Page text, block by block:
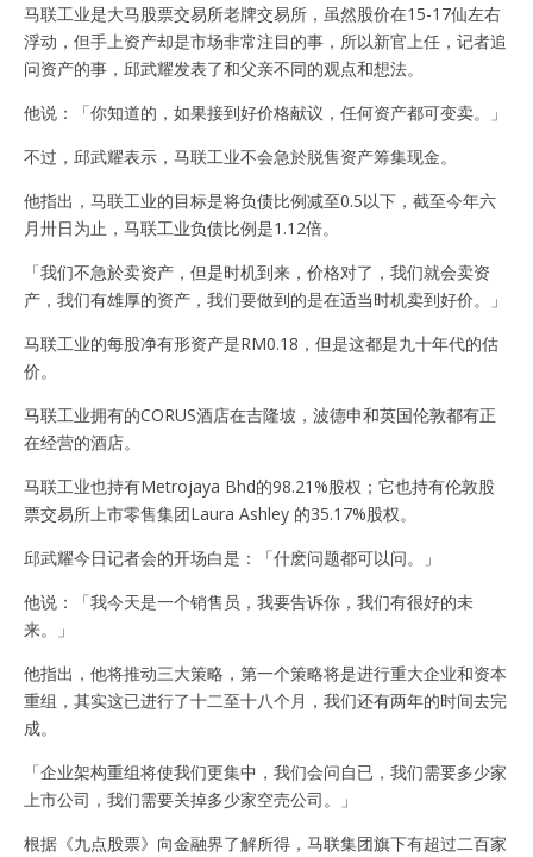
马联工业是大马股票交易所老牌交易所，虽然股价在15-17仙左右
浮动，但手上资产却是市场非常注目的事，所以新官上任，记者追
问资产的事，邱武耀发表了和父亲不同的观点和想法。
他说：「你知道的，如果接到好价格献议，任何资产都可变卖。」
不过，邱武耀表示，马联工业不会急於脱售资产筹集现金。
他指出，马联工业的目标是将负债比例减至0.5以下，截至今年六
月卅日为止，马联工业负债比例是1.12倍。
「我们不急於卖资产，但是时机到来，价格对了，我们就会卖资
产，我们有雄厚的资产，我们要做到的是在适当时机卖到好价。」
马联工业的每股净有形资产是RM0.18，但是这都是九十年代的估
价。
马联工业拥有的CORUS酒店在吉隆坡，波德申和英国伦敦都有正
在经营的酒店。
马联工业也持有Metrojaya Bhd的98.21%股权；它也持有伦敦股
票交易所上市零售集团Laura Ashley 的35.17%股权。
邱武耀今日记者会的开场白是：「什麽问题都可以问。」
他说：「我今天是一个销售员，我要告诉你，我们有很好的未
来。」
他指出，他将推动三大策略，第一个策略将是进行重大企业和资本
重组，其实这已进行了十二至十八个月，我们还有两年的时间去完
成。
「企业架构重组将使我们更集中，我们会问自已，我们需要多少家
上市公司，我们需要关掉多少家空売公司。」
根据《九点股票》向金融界了解所得，马联集团旗下有超过二百家